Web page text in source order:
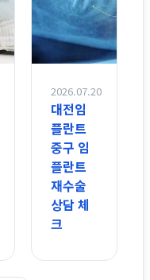
2026.07.20
대전임
플란트
중구 임
플란트
재수술
상담 체
크